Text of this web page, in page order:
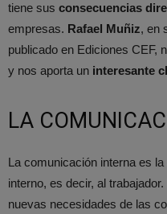
tiene sus consecuencias
empresas. Rafael Muñiz, en
publicado en Ediciones CEF,
y nos aporta un interesante
LA
La comunicación interna es
interno, es decir, al
nuevas necesidades de las